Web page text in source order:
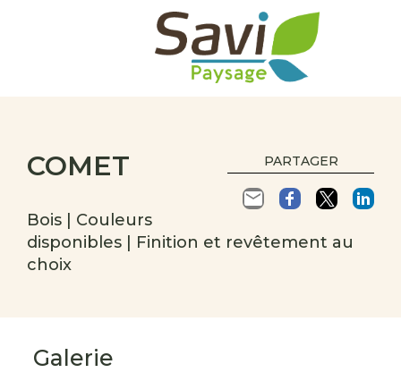
PARTAGER
COMET
Bois | Couleurs
disponibles | Finition et revêtement au
choix
Galerie